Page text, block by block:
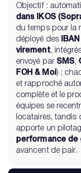
Objectif :
dans IKOS
du temps pour la
déployé des
virement,
envoyé par SMS,
FOH & Moi ) ;
et rapproché
complète et le
équipes se
locataires, tandis
apporte un
performance de
avancent de pair.